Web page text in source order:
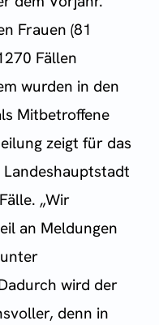
Frauen (81
Fällen
wurden in den
Mitbetroffene
zeigt für das
„Wir
an Meldungen
wird der
denn in